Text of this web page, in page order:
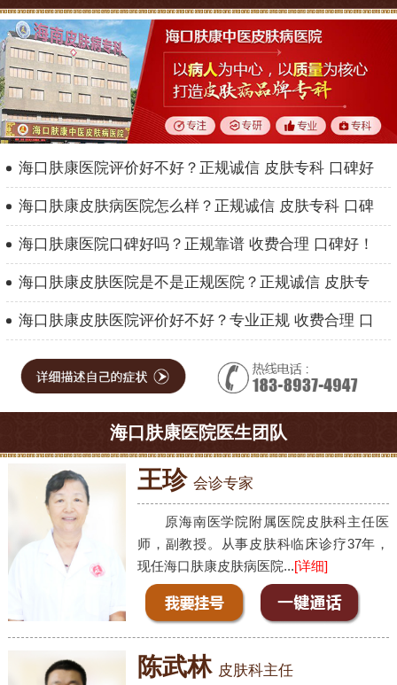
海口肤康医院评价好不好？正规诚信 皮肤专科 口碑好
海口肤康皮肤病医院怎么样？正规诚信 皮肤专科 口碑
海口肤康医院口碑好吗？正规靠谱 收费合理 口碑好！
海口肤康皮肤医院是不是正规医院？正规诚信 皮肤专
海口肤康皮肤医院评价好不好？专业正规 收费合理 口
海口肤康医院医生团队
王珍 会诊专家
原海南医学院附属医院皮肤科主任医
师，副教授。从事皮肤科临床诊疗37年，
现任海口肤康皮肤病医院...[详细]
陈武林 皮肤科主任